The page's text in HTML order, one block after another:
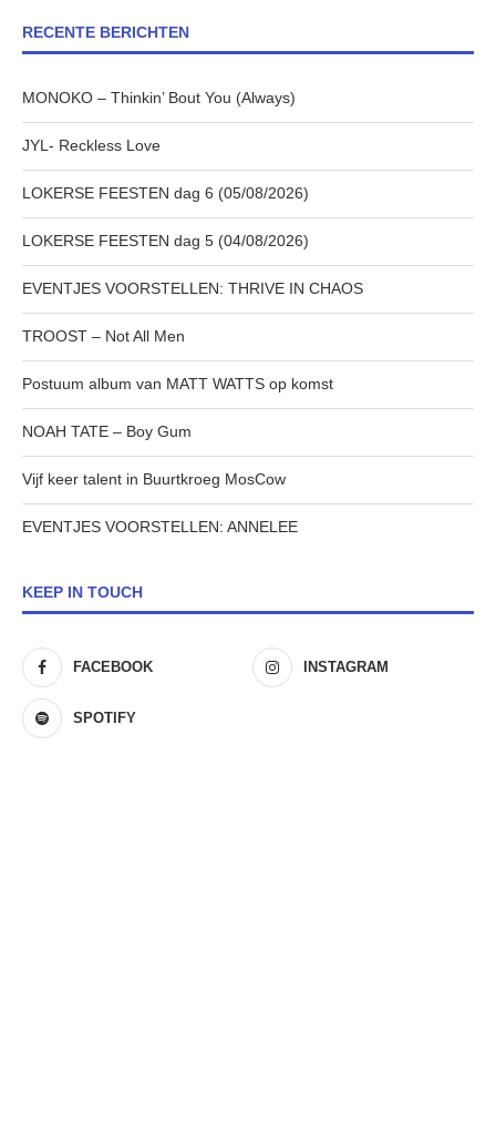
RECENTE BERICHTEN
MONOKO – Thinkin’ Bout You (Always)
JYL- Reckless Love
LOKERSE FEESTEN dag 6 (05/08/2026)
LOKERSE FEESTEN dag 5 (04/08/2026)
EVENTJES VOORSTELLEN: THRIVE IN CHAOS
TROOST – Not All Men
Postuum album van MATT WATTS op komst
NOAH TATE – Boy Gum
Vijf keer talent in Buurtkroeg MosCow
EVENTJES VOORSTELLEN: ANNELEE
KEEP IN TOUCH
FACEBOOK INSTAGRAM
SPOTIFY